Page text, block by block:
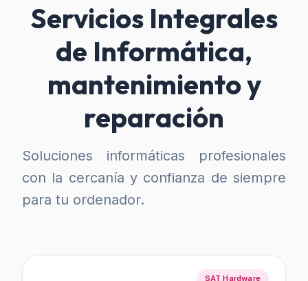
Servicios Integrales
de Informática,
mantenimiento y
reparación
Soluciones informáticas profesionales
con la cercanía y confianza de siempre
para tu ordenador.
SAT Hardware